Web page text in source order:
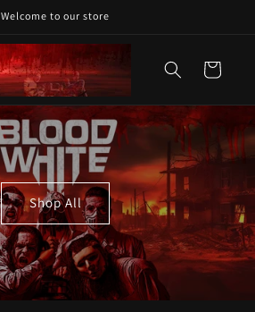
Welcome to our store
Warenkorb
Shop All